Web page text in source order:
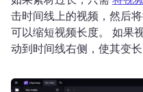
击时间线上的视频，然后
可以缩短视频长度。 如果
动到时间线右侧，使其变长